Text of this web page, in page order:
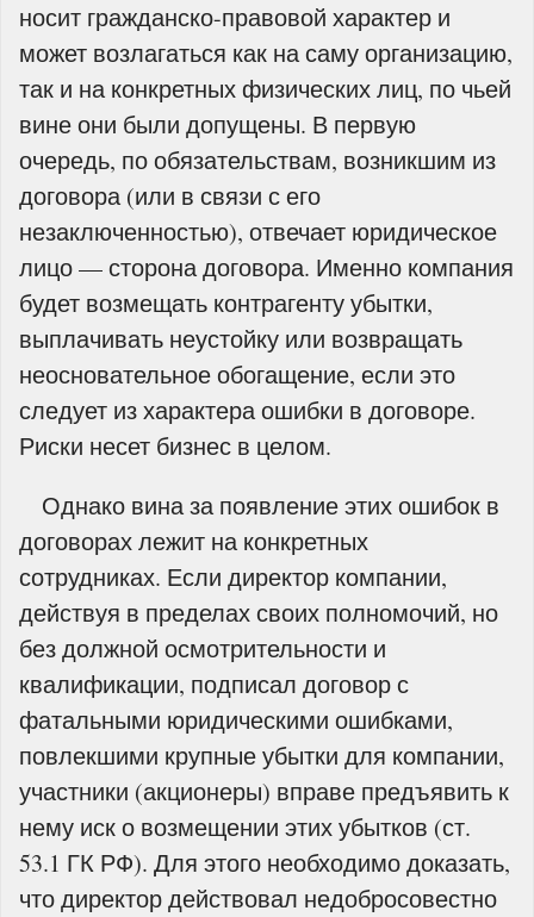
носит гражданско-правовой характер и
может возлагаться как на саму организацию,
так и на конкретных физических лиц, по чьей
вине они были допущены. В первую
очередь, по обязательствам, возникшим из
договора (или в связи с его
незаключенностью), отвечает юридическое
лицо — сторона договора. Именно компания
будет возмещать контрагенту убытки,
выплачивать неустойку или возвращать
неосновательное обогащение, если это
следует из характера ошибки в договоре.
Риски несет бизнес в целом.
Однако вина за появление этих ошибок в
договорах лежит на конкретных
сотрудниках. Если директор компании,
действуя в пределах своих полномочий, но
без должной осмотрительности и
квалификации, подписал договор с
фатальными юридическими ошибками,
повлекшими крупные убытки для компании,
участники (акционеры) вправе предъявить к
нему иск о возмещении этих убытков (ст.
53.1 ГК РФ). Для этого необходимо доказать,
что директор действовал недобросовестно